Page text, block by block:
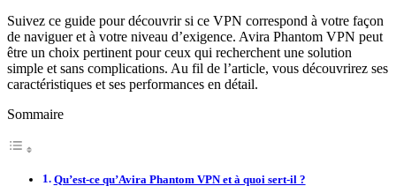
Suivez ce guide pour découvrir si ce VPN correspond à votre façon
de naviguer et à votre niveau d’exigence. Avira Phantom VPN peut
être un choix pertinent pour ceux qui recherchent une solution
simple et sans complications. Au fil de l’article, vous découvrirez ses
caractéristiques et ses performances en détail.
Sommaire
Qu’est-ce qu’Avira Phantom VPN et à quoi sert-il ?